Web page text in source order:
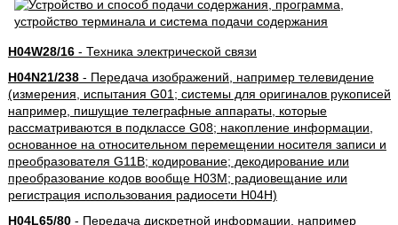
H04W28/16- Техника электрической связи
H04N21/238- Передача изображений, например телевидение
(измерения, испытания G01; системы для оригиналов рукописей
например, пишущие телеграфные аппараты, которые
рассматриваются в подклассе G08; накопление информации,
основанное на относительном перемещении носителя записи и
преобразователя G11B; кодирование; декодирование или
преобразование кодов вообще H03M; радиовещание или
регистрация использования радиосети H04H)
H04L65/80- Передача дискретной информации, например